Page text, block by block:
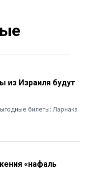
из Израиля будут
билеты: Ларнака
«нафаль